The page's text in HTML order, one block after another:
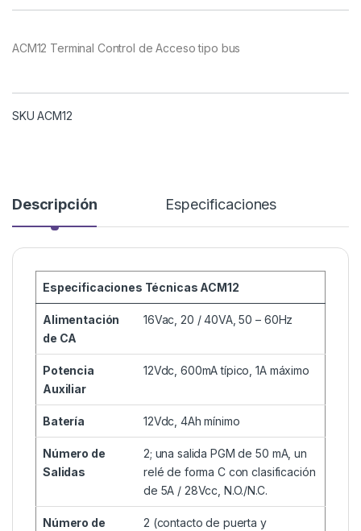
ACM12 Terminal Control de Acceso tipo bus
SKU ACM12
Descripción Especificaciones
Especificaciones Técnicas ACM12
Alimentación
de CA
16Vac, 20 / 40VA, 50 – 60Hz
Potencia
Auxiliar
12Vdc, 600mA típico, 1A máximo
Batería 12Vdc, 4Ah mínimo
Número de
Salidas
2; una salida PGM de 50 mA, un
relé de forma C con clasificación
de 5A / 28Vcc, N.O./N.C.
Número de
2 (contacto de puerta y